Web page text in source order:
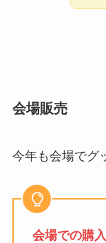
会場販売
今年も会場でグ
会場での購